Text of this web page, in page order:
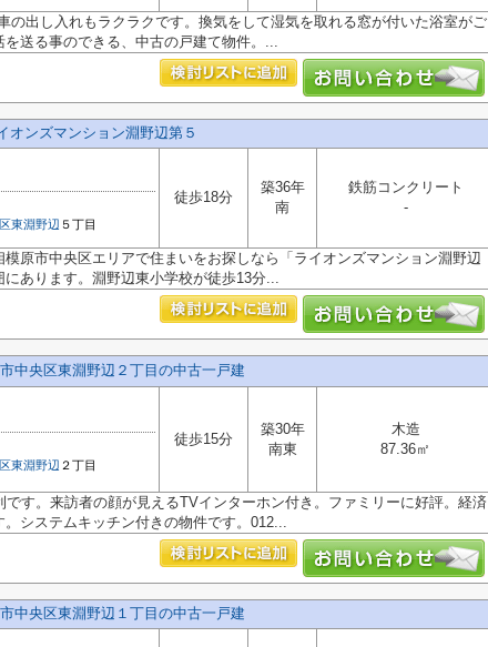
の出し入れもラクラクです。換気をして湿気を取れる窓が付いた浴室がご
送る事のできる、中古の戸建て物件。...
オンズマンション淵野辺第５
東淵野辺 ５丁目
徒歩18分
築36年
南
鉄筋コンクリート
-
原市中央区エリアで住まいをお探しなら「ライオンズマンション淵野辺
あります。淵野辺東小学校が徒歩13分...
中央区東淵野辺２丁目の中古一戸建
東淵野辺 ２丁目
徒歩15分
築30年
南東
木造
87.36㎡
す。来訪者の顔が見えるTVインターホン付き。ファミリーに好評。経済
システムキッチン付きの物件です。012...
中央区東淵野辺１丁目の中古一戸建